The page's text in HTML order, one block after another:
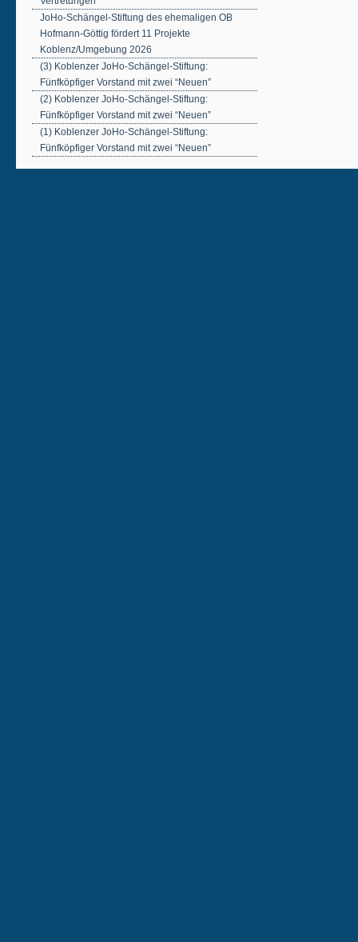
JoHo-Schängel-Stiftung des ehemaligen OB
Hofmann-Göttig fördert 11 Projekte
Koblenz/Umgebung 2026
(3) Koblenzer JoHo-Schängel-Stiftung:
Fünfköpfiger Vorstand mit zwei “Neuen”
(2) Koblenzer JoHo-Schängel-Stiftung:
Fünfköpfiger Vorstand mit zwei “Neuen”
(1) Koblenzer JoHo-Schängel-Stiftung:
Fünfköpfiger Vorstand mit zwei “Neuen”